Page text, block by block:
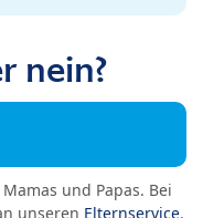
nein?
und Papas. Bei
unseren Elternservice.